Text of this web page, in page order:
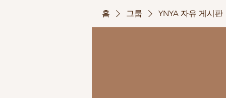
홈 그룹 YNYA 자유 게시판